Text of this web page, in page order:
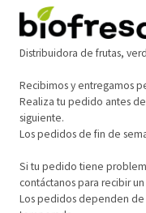
Distribuidora de frutas,
Recibimos y entregamos
Realiza tu pedido antes
siguiente.
Los pedidos de fin de
Si tu pedido tiene
contáctanos para recibir
Los pedidos dependen